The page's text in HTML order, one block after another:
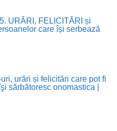
URĂRI, FELICITĂRI și
care își serbează
urări și felicitări care pot fi
sărbătoresc onomastica |